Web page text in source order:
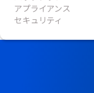
アプライアンス
セキュリティ